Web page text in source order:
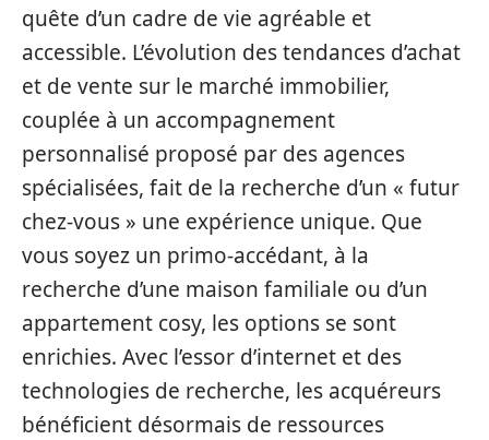
quête d’un cadre de vie agréable et
accessible. L’évolution des tendances d’achat
et de vente sur le marché immobilier,
couplée à un accompagnement
personnalisé proposé par des agences
spécialisées, fait de la recherche d’un « futur
chez-vous » une expérience unique. Que
vous soyez un primo-accédant, à la
recherche d’une maison familiale ou d’un
appartement cosy, les options se sont
enrichies. Avec l’essor d’internet et des
technologies de recherche, les acquéreurs
bénéficient désormais de ressources